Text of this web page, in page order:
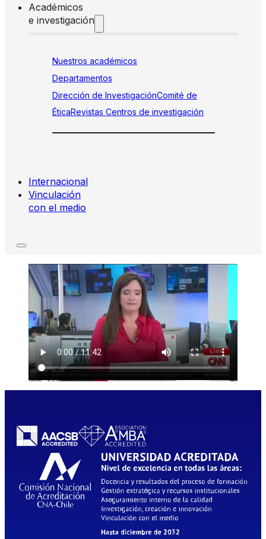
Académicos
e investigación
Nuestros académicos
Departamentos
Dirección de InvestigaciónComité de
ÉticaRevistas Centros de investigación
Internacional
Vinculación
con el medio